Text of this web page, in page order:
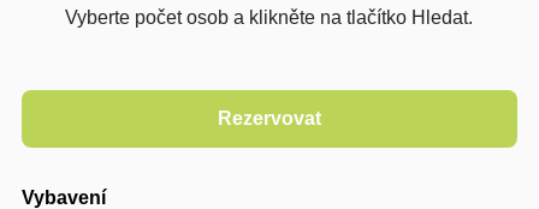
Vyberte počet osob a klikněte na tlačítko Hledat.
Vybavení